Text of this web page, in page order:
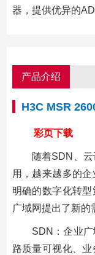
器，提供优异的
产品介绍
H3C MSR
彩页下载
随着SDN、
用，越来越多的
明确的数字化转
广域网提出了新的
SDN：企业
路质量可视化、